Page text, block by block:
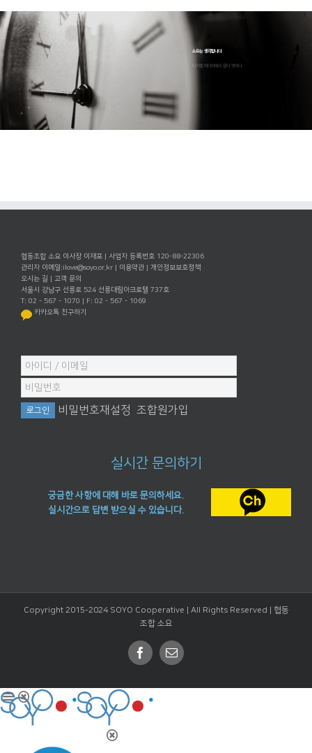
소요는 생각합니다
디지털 미디어에서 잠시 벗어나
협동조합 소요 이사장 이재포 | 사업자 등록번호 120-88-22306
관리자 이메일:ilove@soyo.or.kr | 이용약관 | 개인정보보호정책
오시는 길 | 고객 문의
서울시 강남구 선릉로 524 선릉대림아크로텔 737호
T: 02 - 567 - 1070 | F: 02 - 567 - 1069
카카오톡 친구하기
비밀번호재설정 조합원가입
실시간 문의하기
궁금한 사항에 대해 바로 문의하세요.
실시간으로 답변 받으실 수 있습니다.
Copyright 2015-2024 SOYO Cooperative | All Rights Reserved | 협동
조합 소요
Facebook
Email